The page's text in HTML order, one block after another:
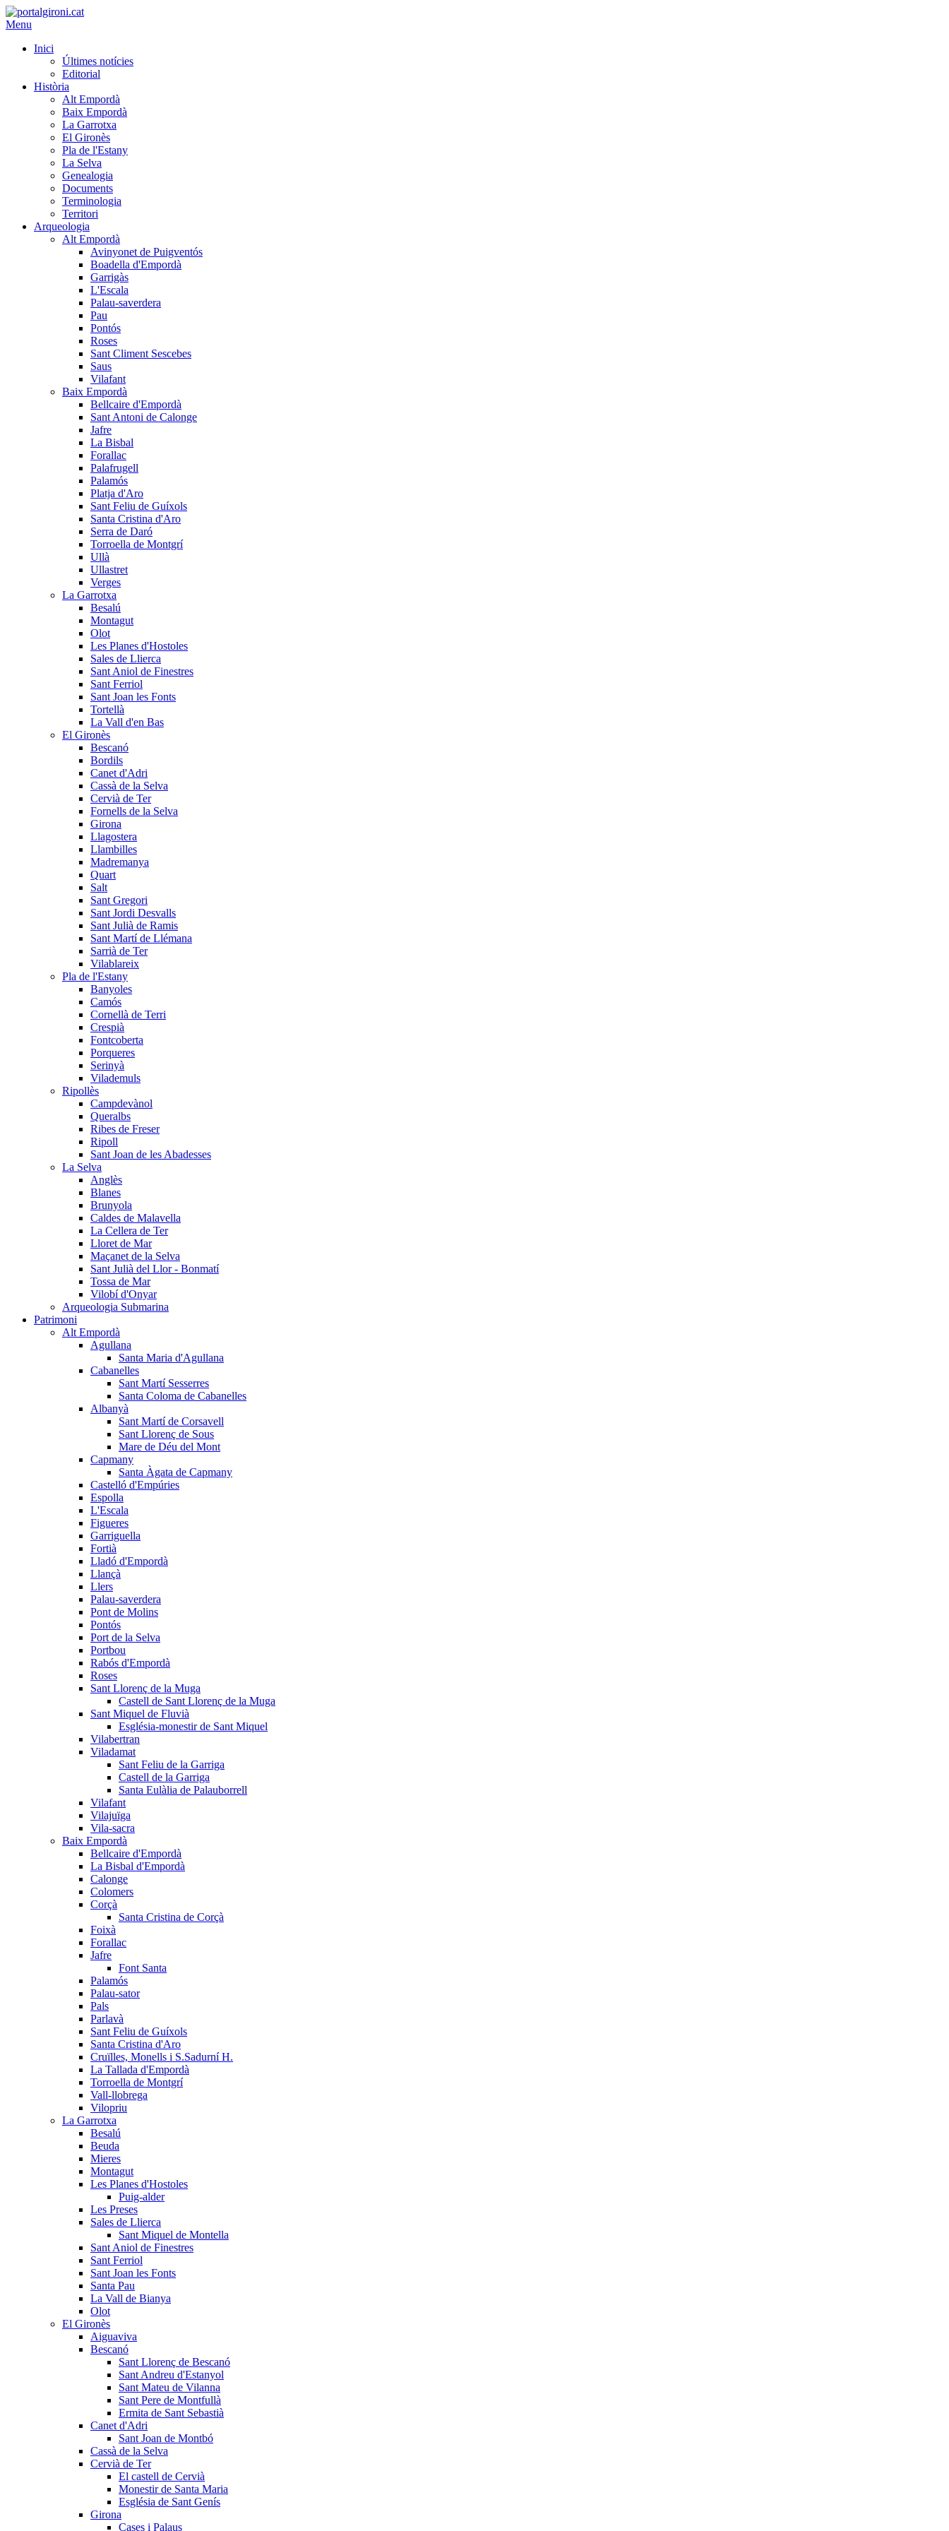
Menu
Inici
Últimes notícies
Editorial
Història
Alt Empordà
Baix Empordà
La Garrotxa
El Gironès
Pla de l'Estany
La Selva
Genealogia
Documents
Terminologia
Territori
Arqueologia
Alt Empordà
Avinyonet de Puigventós
Boadella d'Empordà
Garrigàs
L'Escala
Palau-saverdera
Pau
Pontós
Roses
Sant Climent Sescebes
Saus
Vilafant
Baix Empordà
Bellcaire d'Empordà
Sant Antoni de Calonge
Jafre
La Bisbal
Forallac
Palafrugell
Palamós
Platja d'Aro
Sant Feliu de Guíxols
Santa Cristina d'Aro
Serra de Daró
Torroella de Montgrí
Ullà
Ullastret
Verges
La Garrotxa
Besalú
Montagut
Olot
Les Planes d'Hostoles
Sales de Llierca
Sant Aniol de Finestres
Sant Ferriol
Sant Joan les Fonts
Tortellà
La Vall d'en Bas
El Gironès
Bescanó
Bordils
Canet d'Adri
Cassà de la Selva
Cervià de Ter
Fornells de la Selva
Girona
Llagostera
Llambilles
Madremanya
Quart
Salt
Sant Gregori
Sant Jordi Desvalls
Sant Julià de Ramis
Sant Martí de Llémana
Sarrià de Ter
Vilablareix
Pla de l'Estany
Banyoles
Camós
Cornellà de Terri
Crespià
Fontcoberta
Porqueres
Serinyà
Vilademuls
Ripollès
Campdevànol
Queralbs
Ribes de Freser
Ripoll
Sant Joan de les Abadesses
La Selva
Anglès
Blanes
Brunyola
Caldes de Malavella
La Cellera de Ter
Lloret de Mar
Maçanet de la Selva
Sant Julià del Llor - Bonmatí
Tossa de Mar
Vilobí d'Onyar
Arqueologia Submarina
Patrimoni
Alt Empordà
Agullana
Santa Maria d'Agullana
Cabanelles
Sant Martí Sesserres
Santa Coloma de Cabanelles
Albanyà
Sant Martí de Corsavell
Sant Llorenç de Sous
Mare de Déu del Mont
Capmany
Santa Àgata de Capmany
Castelló d'Empúries
Espolla
L'Escala
Figueres
Garriguella
Fortià
Lladó d'Empordà
Llançà
Llers
Palau-saverdera
Pont de Molins
Pontós
Port de la Selva
Portbou
Rabós d'Empordà
Roses
Sant Llorenç de la Muga
Castell de Sant Llorenç de la Muga
Sant Miquel de Fluvià
Església-monestir de Sant Miquel
Vilabertran
Viladamat
Sant Feliu de la Garriga
Castell de la Garriga
Santa Eulàlia de Palauborrell
Vilafant
Vilajuïga
Vila-sacra
Baix Empordà
Bellcaire d'Empordà
La Bisbal d'Empordà
Calonge
Colomers
Corçà
Santa Cristina de Corçà
Foixà
Forallac
Jafre
Font Santa
Palamós
Palau-sator
Pals
Parlavà
Sant Feliu de Guíxols
Santa Cristina d'Aro
Cruïlles, Monells i S.Sadurní H.
La Tallada d'Empordà
Torroella de Montgrí
Vall-llobrega
Vilopriu
La Garrotxa
Besalú
Beuda
Mieres
Montagut
Les Planes d'Hostoles
Puig-alder
Les Preses
Sales de Llierca
Sant Miquel de Montella
Sant Aniol de Finestres
Sant Ferriol
Sant Joan les Fonts
Santa Pau
La Vall de Bianya
Olot
El Gironès
Aiguaviva
Bescanó
Sant Llorenç de Bescanó
Sant Andreu d'Estanyol
Sant Mateu de Vilanna
Sant Pere de Montfullà
Ermita de Sant Sebastià
Canet d'Adri
Sant Joan de Montbó
Cassà de la Selva
Cervià de Ter
El castell de Cervià
Monestir de Santa Maria
Església de Sant Genís
Girona
Cases i Palaus